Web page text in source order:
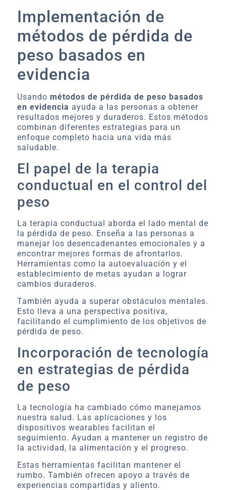
Implementación de
métodos de pérdida de
peso basados en
evidencia
Usando métodos de pérdida de peso basados
en evidencia ayuda a las personas a obtener
resultados mejores y duraderos. Estos métodos
combinan diferentes estrategias para un
enfoque completo hacia una vida más
saludable.
El papel de la terapia
conductual en el control del
peso
La terapia conductual aborda el lado mental de
la pérdida de peso. Enseña a las personas a
manejar los desencadenantes emocionales y a
encontrar mejores formas de afrontarlos.
Herramientas como la autoevaluación y el
establecimiento de metas ayudan a lograr
cambios duraderos.
También ayuda a superar obstáculos mentales.
Esto lleva a una perspectiva positiva,
facilitando el cumplimiento de los objetivos de
pérdida de peso.
Incorporación de tecnología
en estrategias de pérdida
de peso
La tecnología ha cambiado cómo manejamos
nuestra salud. Las aplicaciones y los
dispositivos wearables facilitan el
seguimiento. Ayudan a mantener un registro de
la actividad, la alimentación y el progreso.
Estas herramientas facilitan mantener el
rumbo. También ofrecen apoyo a través de
experiencias compartidas y aliento.